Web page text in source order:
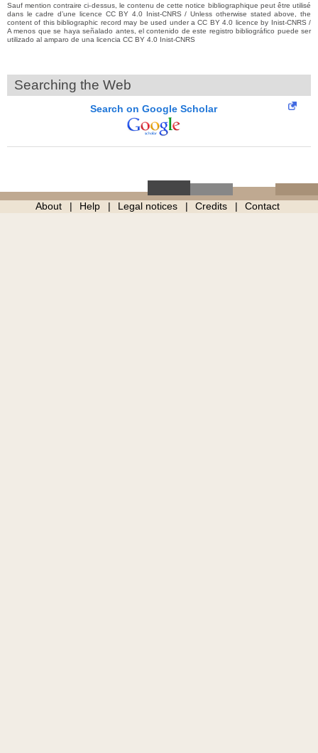
Sauf mention contraire ci-dessus, le contenu de cette notice bibliographique peut être utilisé
dans le cadre d’une licence CC BY 4.0 Inist-CNRS / Unless otherwise stated above, the
content of this bibliographic record may be used under a CC BY 4.0 licence by Inist-CNRS /
A menos que se haya señalado antes, el contenido de este registro bibliográfico puede ser
utilizado al amparo de una licencia CC BY 4.0 Inist-CNRS
Searching the Web
Search on Google Scholar
About Help Legal notices Credits Contact